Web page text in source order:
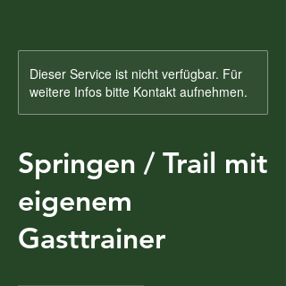
Dieser Service ist nicht verfügbar. Für
weitere Infos bitte Kontakt aufnehmen.
Springen / Trail mit
eigenem
Gasttrainer